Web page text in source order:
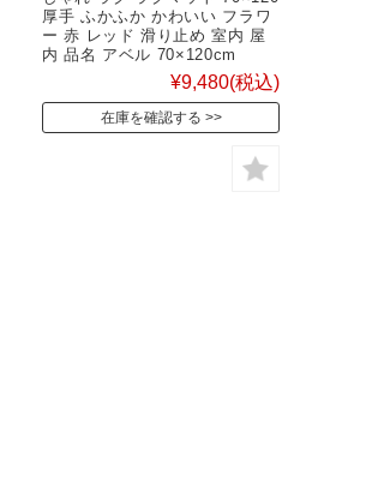
厚手 ふかふか かわいい フラワ
ー 赤 レッド 滑り止め 室内 屋
内 品名 アベル 70×120cm
¥9,480(税込)
在庫を確認する